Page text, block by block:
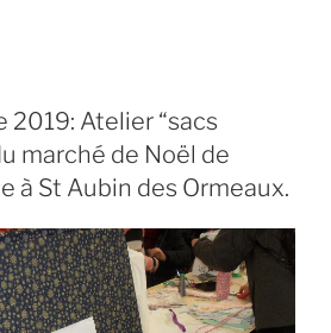
2019: Atelier “sacs
marché de Noël de
à St Aubin des Ormeaux.